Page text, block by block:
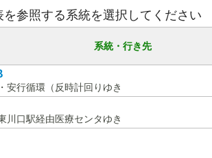
を参照する系統を選択してください
系統・行き先
行循環（反時計回りゆき
川口駅経由医療センタゆき